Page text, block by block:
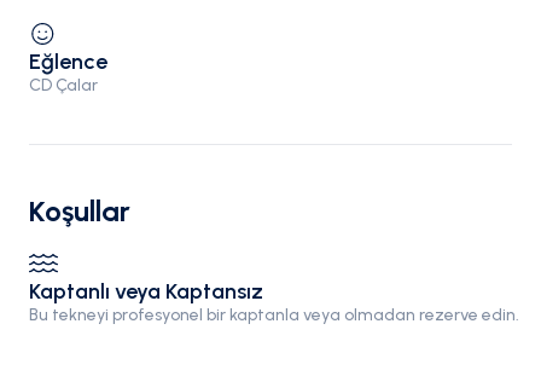
Eğlence
CD Çalar
Koşullar
Kaptanlı veya Kaptansız
Bu tekneyi profesyonel bir kaptanla veya olmadan rezerve edin.